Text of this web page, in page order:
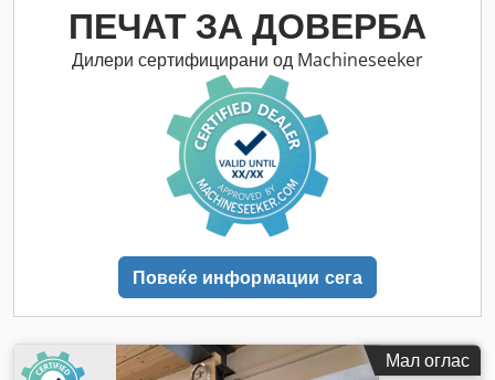
ПЕЧАТ ЗА ДОВЕРБА
Дилери сертифицирани од Machineseeker
Повеќе информации сега
Мал оглас